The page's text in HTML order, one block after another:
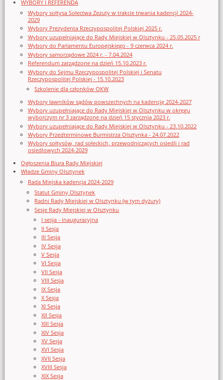
WYBORY I REFERENDA
Wybory sołtysa Sołectwa Zezuty w trakcie trwania kadencji 2024-
2029
Wybory Prezydenta Rzeczypospolitej Polskiej 2025 r.
Wybory uzupełniające do Rady Miejskiej w Olsztynku - 25.05.2025 r
Wybory do Parlamentu Europejskiego - 9 czerwca 2024 r.
Wybory samorządowe 2024 r. - 7.04.2024
Referendum zarządzone na dzień 15.10.2023 r.
Wybory do Sejmu Rzeczypospolitej Polskiej i Senatu
Rzeczypospolitej Polskiej - 15.10.2023
Szkolenie dla członków OKW
Wybory ławników sądów powszechnych na kadencję 2024-2027
Wybory uzupełniające do Rady Miejskiej w Olsztynku w okręgu
wyborczym nr 3 zarządzone na dzień 15 stycznia 2023 r.
Wybory uzupełniające do Rady Miejskiej w Olsztynku - 23.10.2022
Wybory Przedterminowe Burmistrza Olsztynka - 24.07.2022
Wybory sołtysów, rad sołeckich, przewodniczących osiedli i rad
osiedlowych 2024-2029
Ogłoszenia Biura Rady Miejskiej
Władze Gminy Olsztynek
Rada Miejska kadencja 2024-2029
Statut Gminy Olsztynek
Radni Rady Miejskiej w Olsztynku (w tym dyżury)
Sesje Rady Miejskiej w Olsztynku
I sesja - inauguracyjna
II Sesja
III Sesja
IV Sesja
V Sesja
VI Sesja
VII Sesja
VIII Sesja
IX Sesja
X Sesja
XI Sesja
XII Sesja
XIII Sesja
XIV Sesja
XV Sesja
XVI Sesja
XVII Sesja
XVIII Sesja
XIX Sesja